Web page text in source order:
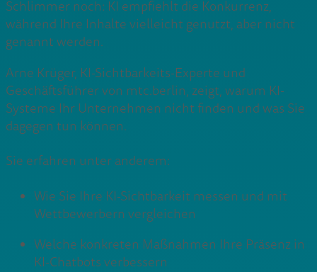
Schlimmer noch: KI empfiehlt die Konkurrenz,
während Ihre Inhalte vielleicht genutzt, aber nicht
genannt werden.
Arne Krüger, KI-Sichtbarkeits-Experte und
Geschäftsführer von mtc.berlin, zeigt, warum KI-
Systeme Ihr Unternehmen nicht finden und was Sie
dagegen tun können.
Sie erfahren unter anderem:
Wie Sie Ihre KI-Sichtbarkeit messen und mit
Wettbewerbern vergleichen
Welche konkreten Maßnahmen Ihre Präsenz in
KI-Chatbots verbessern